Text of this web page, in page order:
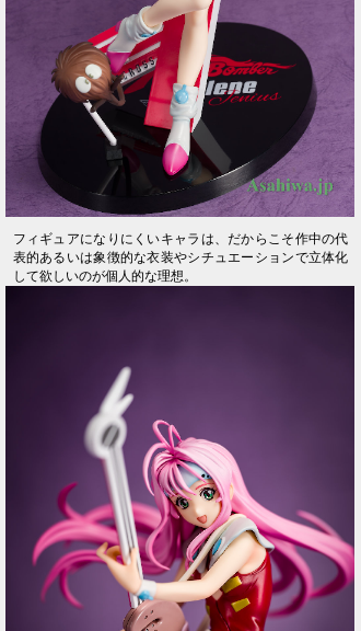
フィギュアになりにくいキャラは、だからこそ作中の代
表的あるいは象徴的な衣装やシチュエーションで立体化
して欲しいのが個人的な理想。